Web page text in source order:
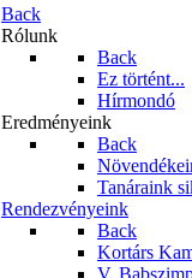
Back
Rólunk
Back
Ez történt...
Hírmondó
Eredményeink
Back
Tanáraink
Rendezvényeink
Back
Kortárs
V.